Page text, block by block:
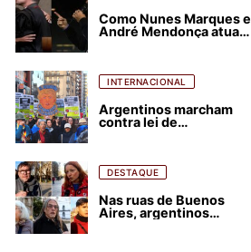
Como Nunes Marques e
André Mendonça atuam
INTERNACIONAL
Argentinos marcham
contra lei de
florestais
DESTAQUE
Nas ruas de Buenos
Aires, argentinos